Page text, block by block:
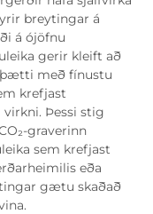
breytingar á
á ójöfnu
gerir kleift að
með fínustu
krefjast
Þessi stig
graverinn
sem krefjast
eða
gætu skaðað